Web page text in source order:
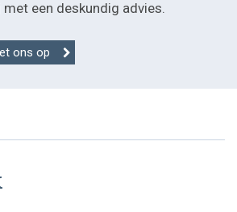
een deskundig advies.
ons op